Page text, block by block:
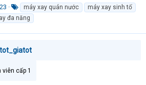
ừ
k
h
a
máy xay quán nước
máy xay sinh tố
đa năng
viên cấp 1